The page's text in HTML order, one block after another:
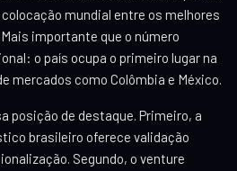
mundial entre os melhores
importante que o número
o país ocupa o primeiro lugar na
mercados como Colômbia e México.
posição de destaque. Primeiro, a
brasileiro oferece validação
Segundo, o venture